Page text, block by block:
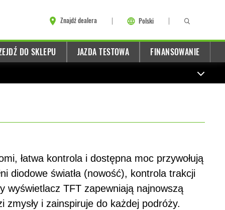
Znajdź dealera Polski
DO SKLEPU JAZDA TESTOWA FINANSOWANIE
łatwa kontrola i dostępna moc przywołują
diodowe światła (nowość), kontrola trakcji
wyświetlacz TFT zapewniają najnowszą
zmysły i zainspiruje do każdej podróży.